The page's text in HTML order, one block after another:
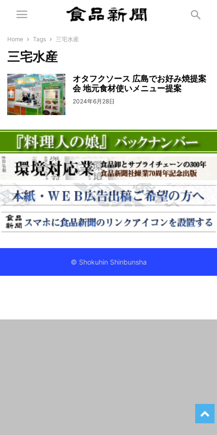
Home Tags 三宅水産
三宅水産
オタフクソース 広島でお好み焼提案
会 地元食材使いメニュー提案
2024年6月28日
© Shokuhin Shinbunsha